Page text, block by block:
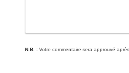
N.B. : Votre commentaire sera approuvé